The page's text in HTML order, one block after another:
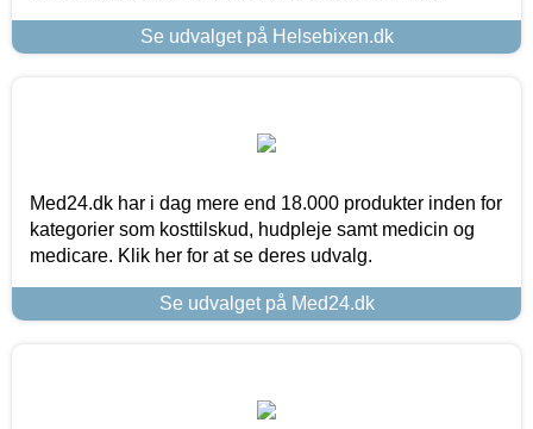
Se udvalget på Helsebixen.dk
Med24.dk har i dag mere end 18.000 produkter inden for
kategorier som kosttilskud, hudpleje samt medicin og
medicare. Klik her for at se deres udvalg.
Se udvalget på Med24.dk